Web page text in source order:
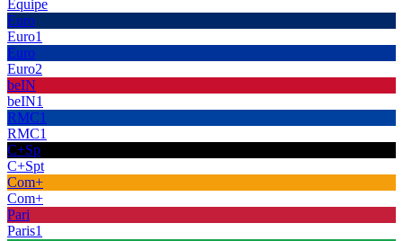
Équipe
Euro
Euro1
Euro
Euro2
beIN
beIN1
RMC1
RMC1
C+Sp
C+Spt
Com+
Com+
Pari
Paris1